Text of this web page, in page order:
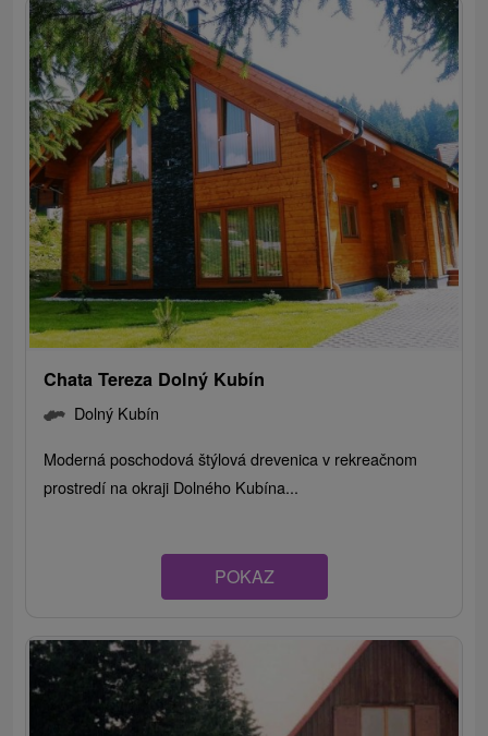
Chata Tereza Dolný Kubín
Dolný Kubín
Moderná poschodová štýlová drevenica v rekreačnom
prostredí na okraji Dolného Kubína...
POKAZ